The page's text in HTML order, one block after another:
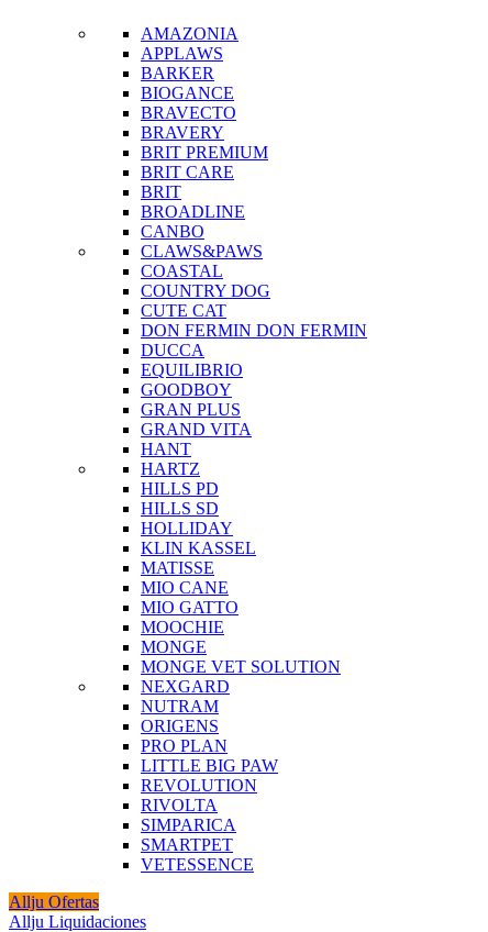
AMAZONIA
APPLAWS
BARKER
BIOGANCE
BRAVECTO
BRAVERY
BRIT PREMIUM
BRIT CARE
BRIT
BROADLINE
CANBO
CLAWS&PAWS
COASTAL
COUNTRY DOG
CUTE CAT
DON FERMIN DON FERMIN
DUCCA
EQUILIBRIO
GOODBOY
GRAN PLUS
GRAND VITA
HANT
HARTZ
HILLS PD
HILLS SD
HOLLIDAY
KLIN KASSEL
MATISSE
MIO CANE
MIO GATTO
MOOCHIE
MONGE
MONGE VET SOLUTION
NEXGARD
NUTRAM
ORIGENS
PRO PLAN
LITTLE BIG PAW
REVOLUTION
RIVOLTA
SIMPARICA
SMARTPET
VETESSENCE
Allju Ofertas
Allju Liquidaciones